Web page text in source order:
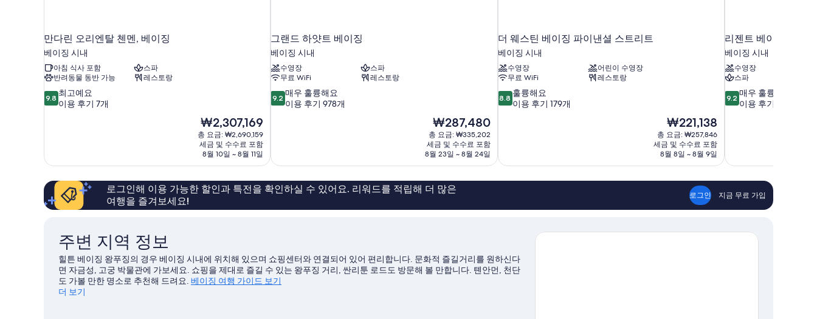
만다린 오리엔탈 첸멘, 베이징
베이징 시내
아침 식사 포함
스파
반려동물 동반 가능
레스토랑
10
점
점,
최
고
예
요,
이
9.8 최고예요
이용 후기 7개
현
재
요
금
₩2,307,169
₩2,307,169
총 요금: ₩2,690,159
세금 및 수수료 포함
8월 10일 ~ 8월 11일
그랜드 하얏트 베이징
베이징 시내
수영장
스파
무료 WiFi
레스토랑
10
점
점,
매
우
훌
해
후
기
978
개
9.2 매우 훌륭해요
이용 후기 978개
현
재
요
금
₩287,480
₩287,480
총 요금: ₩335,202
세금 및 수수료 포함
8월 23일 ~ 8월 24일
더 웨스틴 베이징 파이낸셜 스트리트
베이징 시내
수영장
어린이 수영장
무료 WiFi
레스토랑
10
점
점,
훌
륭
이
179
개
8.8 훌륭해요
이용 후기 179개
현
재
요
금
₩221,138
₩221,138
총 요금: ₩257,846
세금 및 수수료 포함
8월 8일 ~ 8월 9일
리젠트 베이징 by
베이징 시내
수영장
스파
10
점
점,
매
우
훌
륭
해
이
9.2 매우 훌륭해요
이용 후기 1,008개
로그인해 이용 가능한 할인과 특전을 확인하실 수 있어요. 리워드를 적립해 더 많은
여행을 즐겨보세요!
로그인 지금 무료 가입
주변 지역 정보
힐튼 베이징 왕푸징의 경우 베이징 시내에 위치해 있으며 쇼핑센터와 연결되어 있어 편리합니다. 문화적 즐길거리를 원하신다
면 자금성, 고궁 박물관에 가보세요. 쇼핑을 제대로 즐길 수 있는 왕푸징 거리, 싼리툰 로드도 방문해 볼 만합니다. 톈안먼, 천단
도 가볼 만한 명소로 추천해 드려요. 베이징 여행 가이드 보기
더 보기